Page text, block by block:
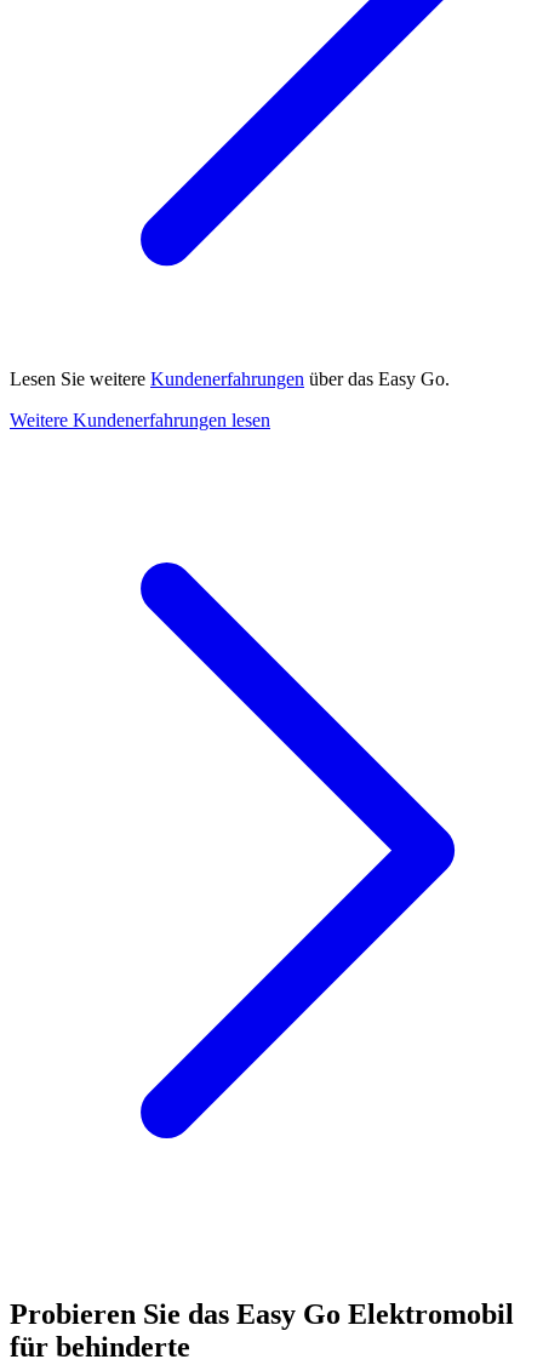
Lesen Sie weitere Kundenerfahrungen über das Easy Go.
Weitere Kundenerfahrungen lesen
Probieren Sie das Easy Go Elektromobil
für behinderte